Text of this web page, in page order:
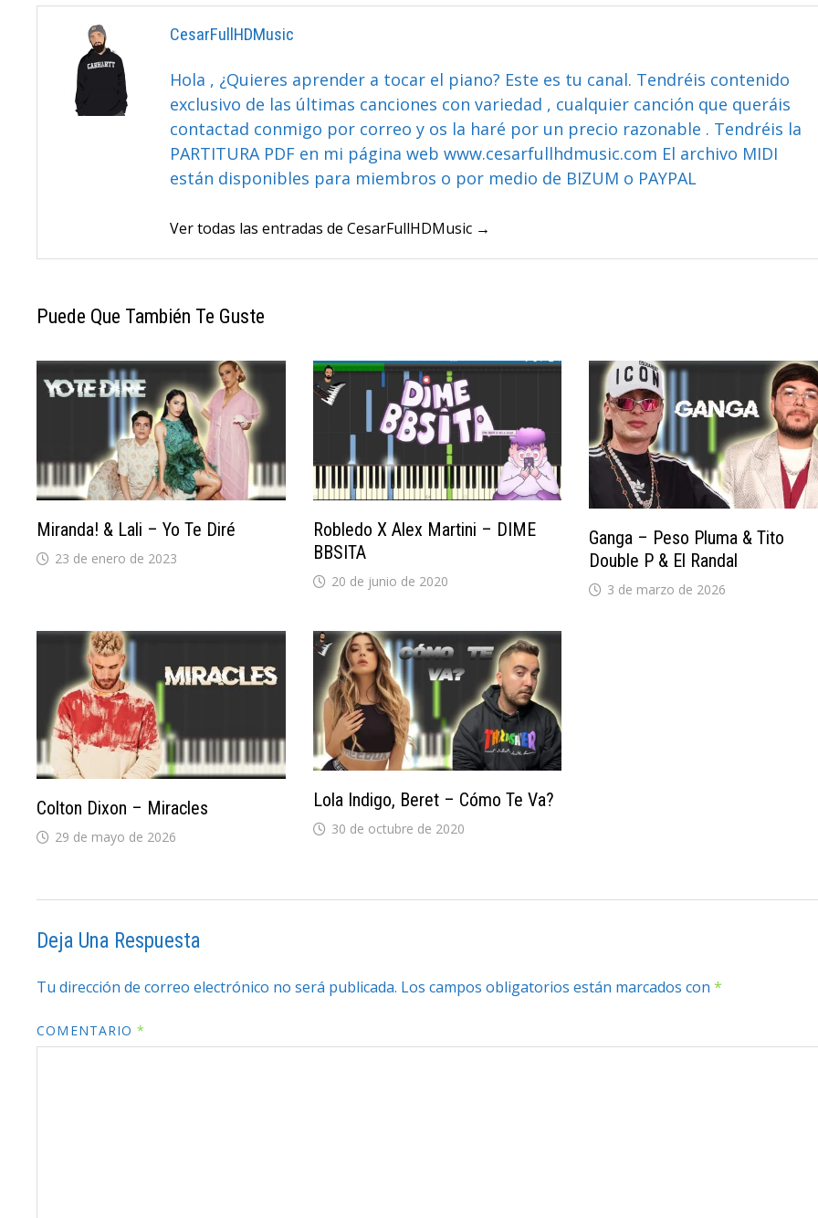
CesarFullHDMusic
Hola , ¿Quieres aprender a tocar el piano? Este es tu canal. Tendréis contenido
exclusivo de las últimas canciones con variedad , cualquier canción que queráis
contactad conmigo por correo y os la haré por un precio razonable . Tendréis la
PARTITURA PDF en mi página web www.cesarfullhdmusic.com El archivo MIDI
están disponibles para miembros o por medio de BIZUM o PAYPAL
Ver todas las entradas de CesarFullHDMusic →
Puede Que También Te Guste
Miranda! & Lali – Yo Te Diré
23 de enero de 2023
Robledo X Alex Martini – DIME
BBSITA
20 de junio de 2020
Ganga – Peso Pluma & Tito
Double P & El Randal
3 de marzo de 2026
Colton Dixon – Miracles
29 de mayo de 2026
Lola Indigo, Beret – Cómo Te Va?
30 de octubre de 2020
Deja Una Respuesta
Tu dirección de correo electrónico no será publicada. Los campos obligatorios están marcados con*
COMENTARIO*